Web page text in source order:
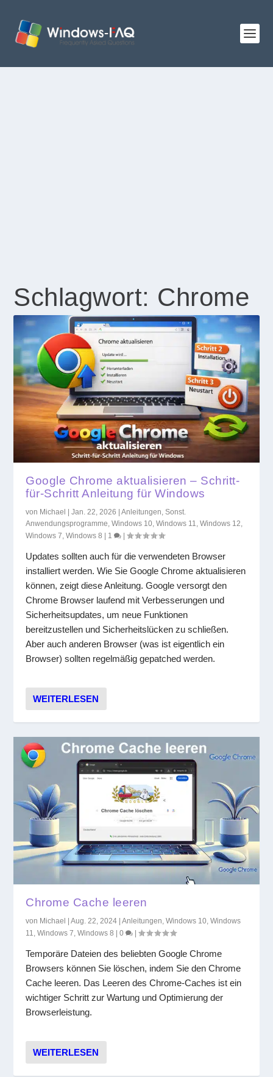
Schlagwort: Chrome
Google Chrome aktualisieren – Schritt-
für-Schritt Anleitung für Windows
von Michael |Jan. 22, 2026 |Anleitungen ,Sonst.
Anwendungsprogramme ,Windows 10 ,Windows 11 ,Windows 12
Windows 7 ,Windows 8 | 1 |
Updates sollten auch für die verwendeten Browser
installiert werden. Wie Sie Google Chrome aktualisieren
können, zeigt diese Anleitung. Google versorgt den
Chrome Browser laufend mit Verbesserungen und
Sicherheitsupdates, um neue Funktionen
bereitzustellen und Sicherheitslücken zu schließen.
Aber auch anderen Browser (was ist eigentlich ein
Browser) sollten regelmäßig gepatched werden.
WEITERLESEN
Chrome Cache leeren
von Michael |Aug. 22, 2024 |Anleitungen ,Windows 10 ,Windows
11
,Windows 7 ,Windows 8 |0 |
Temporäre Dateien des beliebten Google Chrome
Browsers können Sie löschen, indem Sie den Chrome
Cache leeren. Das Leeren des Chrome-Caches ist ein
wichtiger Schritt zur Wartung und Optimierung der
Browserleistung.
WEITERLESEN